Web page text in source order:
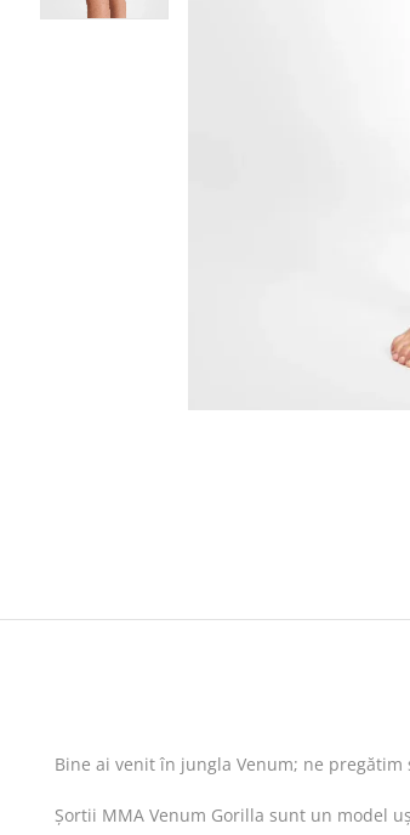
Bine ai venit în jungla Venum; ne
Șortii MMA Venum Gorilla sunt un model